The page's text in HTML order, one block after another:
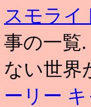
スモライ
事の一覧.
ない世界
ーリー